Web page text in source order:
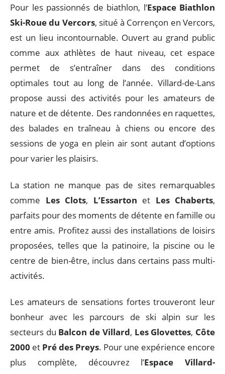
Pour les passionnés de biathlon, l’Espace Biathlon
Ski-Roue du Vercors, situé à Corrençon en Vercors,
est un lieu incontournable. Ouvert au grand public
comme aux athlètes de haut niveau, cet espace
permet de s’entraîner dans des conditions
optimales tout au long de l’année. Villard-de-Lans
propose aussi des activités pour les amateurs de
nature et de détente. Des randonnées en raquettes,
des balades en traîneau à chiens ou encore des
sessions de yoga en plein air sont autant d’options
pour varier les plaisirs.
La station ne manque pas de sites remarquables
comme Les Clots, L’Essarton et Les Chaberts,
parfaits pour des moments de détente en famille ou
entre amis. Profitez aussi des installations de loisirs
proposées, telles que la patinoire, la piscine ou le
centre de bien-être, inclus dans certains pass multi-
activités.
Les amateurs de sensations fortes trouveront leur
bonheur avec les parcours de ski alpin sur les
secteurs du Balcon de Villard, Les Glovettes, Côte
2000 et Pré des Preys. Pour une expérience encore
plus complète, découvrez l’Espace Villard-